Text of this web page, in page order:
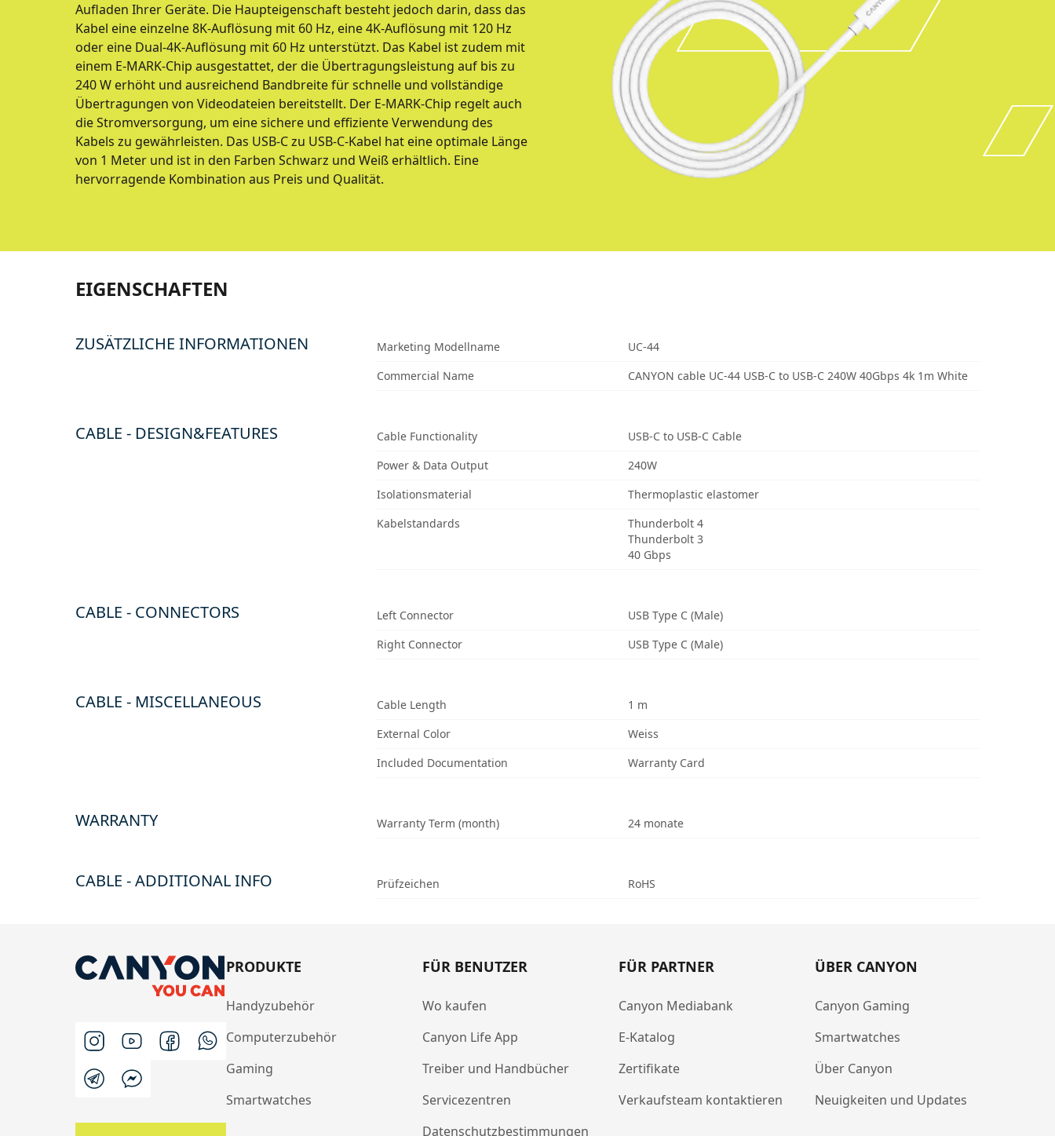
Aufladen Ihrer Geräte. Die Haupteigenschaft besteht jedoch darin, dass das
Kabel eine einzelne 8K-Auflösung mit 60 Hz, eine 4K-Auflösung mit 120 Hz
oder eine Dual-4K-Auflösung mit 60 Hz unterstützt. Das Kabel ist zudem mit
einem E-MARK-Chip ausgestattet, der die Übertragungsleistung auf bis zu
240 W erhöht und ausreichend Bandbreite für schnelle und vollständige
Übertragungen von Videodateien bereitstellt. Der E-MARK-Chip regelt auch
die Stromversorgung, um eine sichere und effiziente Verwendung des
Kabels zu gewährleisten. Das USB-C zu USB-C-Kabel hat eine optimale Länge
von 1 Meter und ist in den Farben Schwarz und Weiß erhältlich. Eine
hervorragende Kombination aus Preis und Qualität.
EIGENSCHAFTEN
ZUSÄTZLICHE INFORMATIONEN Marketing Modellname
UC-44
Commercial Name
CANYON cable UC-44 USB-C to USB-C 240W 40Gbps 4k 1m White
CABLE - DESIGN&FEATURES Cable Functionality
USB-C to USB-C Cable
Power & Data Output
240W
Isolationsmaterial
Thermoplastic elastomer
Kabelstandards
Thunderbolt 4
Thunderbolt 3
40 Gbps
CABLE - CONNECTORS Left Connector
USB Type C (Male)
Right Connector
USB Type C (Male)
CABLE - MISCELLANEOUS Cable Length
1 m
External Color
Weiss
Included Documentation
Warranty Card
WARRANTY Warranty Term (month) 24 monate
CABLE - ADDITIONAL INFO Prüfzeichen RoHS
PRODUKTE
Handyzubehör
Computerzubehör
Gaming
Smartwatches
FÜR BENUTZER
Wo kaufen
Canyon Life App
Treiber und Handbücher
Servicezentren
Datenschutzbestimmungen
FÜR PARTNER
Canyon Mediabank
E-Katalog
Zertifikate
Verkaufsteam kontaktieren
ÜBER CANYON
Canyon Gaming
Smartwatches
Über Canyon
Neuigkeiten und Updates